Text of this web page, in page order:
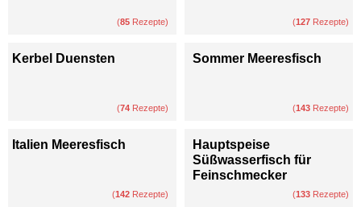
(85 Rezepte) (127 Rezepte)
Kerbel Duensten
(74 Rezepte)
Sommer Meeresfisch
(143 Rezepte)
Italien Meeresfisch
(142 Rezepte)
Hauptspeise
Süßwasserfisch für
Feinschmecker
(133 Rezepte)